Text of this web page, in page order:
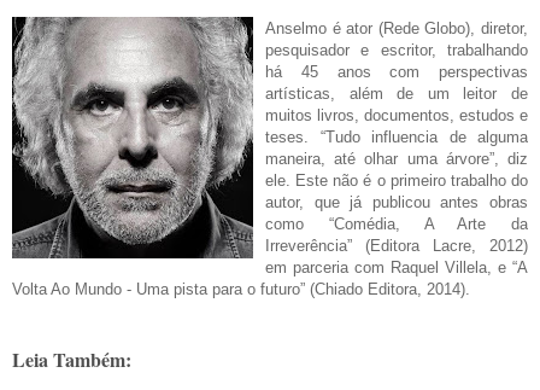
Anselmo é ator (Rede Globo), diretor,
pesquisador e escritor, trabalhando
há 45 anos com perspectivas
artísticas, além de um leitor de
muitos livros, documentos, estudos e
teses. “Tudo influencia de alguma
maneira, até olhar uma árvore”, diz
ele. Este não é o primeiro trabalho do
autor, que já publicou antes obras
como “Comédia, A Arte da
Irreverência” (Editora Lacre, 2012)
em parceria com Raquel Villela, e “A
Volta Ao Mundo - Uma pista para o futuro” (Chiado Editora, 2014).
Leia Também: